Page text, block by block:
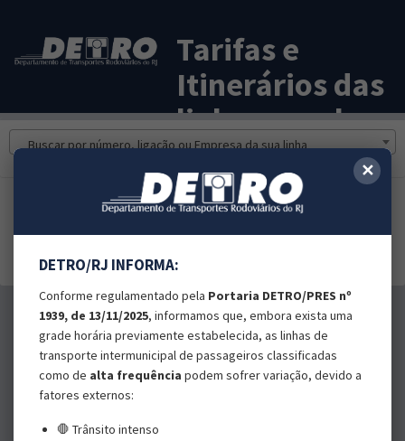
✕
DETRO/RJ INFORMA:
Conforme regulamentado pela Portaria DETRO/PRES nº
1939, de 13/11/2025, informamos que, embora exista uma
grade horária previamente estabelecida, as linhas de
transporte intermunicipal de passageiros classificadas
como de alta frequência podem sofrer variação, devido a
fatores externos:
🛑 Trânsito intenso
Tarifas e
Itinerários das
linhas regulares
Buscar por número, ligação ou Empresa da sua linha